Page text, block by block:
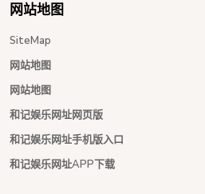
网站地图
SiteMap
网站地图
网站地图
和记娱乐网址网页版
和记娱乐网址手机版入口
和记娱乐网址APP下载